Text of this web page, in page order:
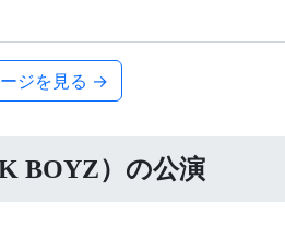
ジを見る →
BOYZ）の公演